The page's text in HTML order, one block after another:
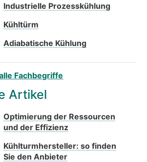
Industrielle Prozesskühlung
Kühltürm
Adiabatische Kühlung
Fachbegriffe
Artikel
Optimierung der Ressourcen
und der Effizienz
Kühlturmhersteller: so finden
Sie den Anbieter